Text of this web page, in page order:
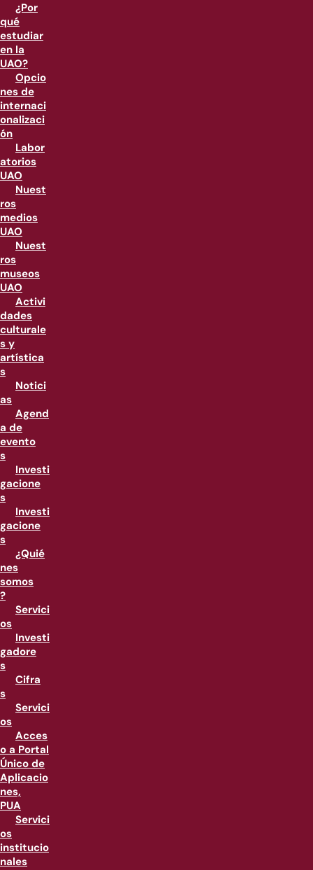
¿Por
qué
estudiar
en la
UAO?
Opcio
nes de
internaci
onalizaci
ón
Labor
atorios
UAO
Nuest
ros
medios
UAO
Nuest
ros
museos
UAO
Activi
dades
culturale
s y
artística
s
Notici
as
Agend
a de
evento
s
Investi
gacione
s
Investi
gacione
s
¿Quié
nes
somos
?
Servici
os
Investi
gadore
s
Cifra
s
Servici
os
Acces
o a Portal
Único de
Aplicacio
nes,
PUA
Servici
os
institucio
nales